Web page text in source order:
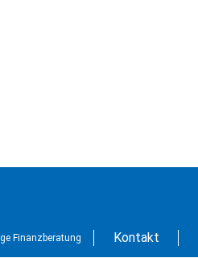
Kontakt
Finanzberatung